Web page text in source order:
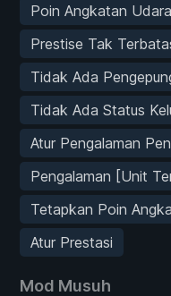
Poin Angkatan
Prestise Tak
Tidak Ada
Tidak Ada Status
Atur Pengalaman
Pengalaman [Unit
Tetapkan Poin
Atur Prestasi
Mod Musuh